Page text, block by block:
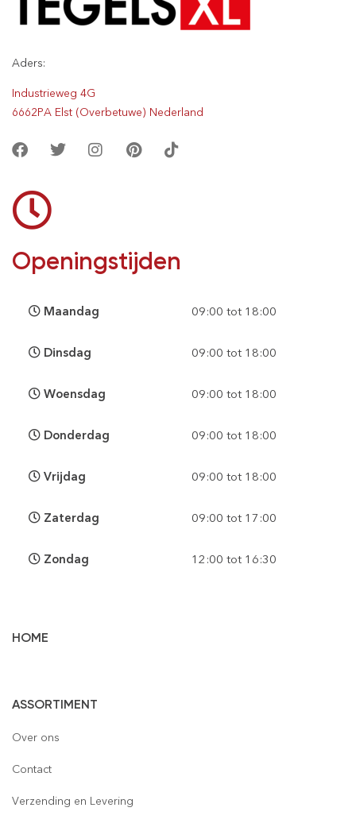
Aders:
Industrieweg 4G
6662PA Elst (Overbetuwe) Nederland
HOME
ASSORTIMENT
Over ons
Contact
Verzending en Levering
Openingstijden
Maandag 09:00 tot 18:00
Dinsdag 09:00 tot 18:00
Woensdag 09:00 tot 18:00
Donderdag 09:00 tot 18:00
Vrijdag 09:00 tot 18:00
Zaterdag 09:00 tot 17:00
Zondag 12:00 tot 16:30